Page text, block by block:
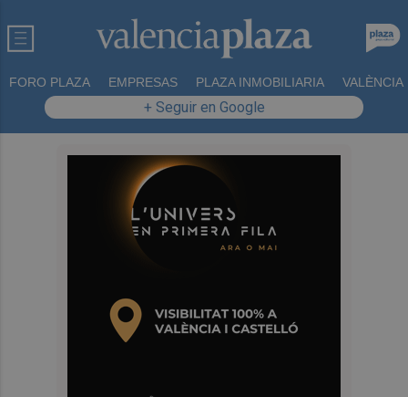
FORO PLAZA EMPRESAS PLAZA INMOBILIARIA VALÈNCIA
+ Seguir en Google